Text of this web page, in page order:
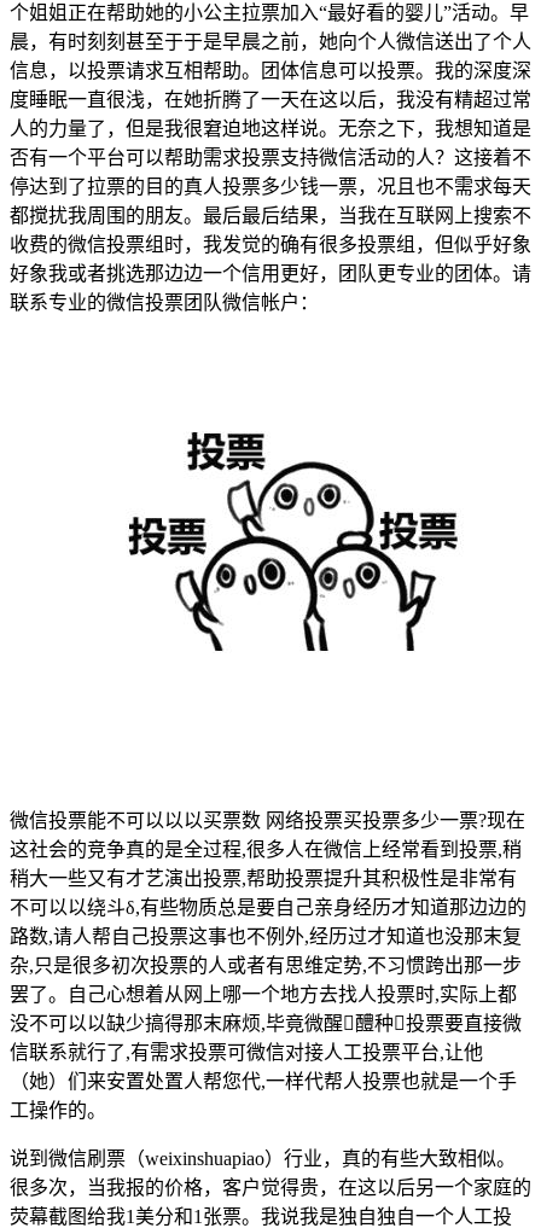
个姐姐正在帮助她的小公主拉票加入“最好看的婴儿”活动。早
晨，有时刻刻甚至于于是早晨之前，她向个人微信送出了个人
信息，以投票请求互相帮助。团体信息可以投票。我的深度深
度睡眠一直很浅，在她折腾了一天在这以后，我没有精超过常
人的力量了，但是我很窘迫地这样说。无奈之下，我想知道是
否有一个平台可以帮助需求投票支持微信活动的人？这接着不
停达到了拉票的目的真人投票多少钱一票，况且也不需求每天
都搅扰我周围的朋友。最后最后结果，当我在互联网上搜索不
收费的微信投票组时，我发觉的确有很多投票组，但似乎好象
好象我或者挑选那边边一个信用更好，团队更专业的团体。请
联系专业的微信投票团队微信帐户：
微信投票能不可以以以买票数 网络投票买投票多少一票?现在
这社会的竞争真的是全过程,很多人在微信上经常看到投票,稍
稍大一些又有才艺演出投票,帮助投票提升其积极性是非常有
不可以以绕斗δ,有些物质总是要自己亲身经历才知道那边边的
路数,请人帮自己投票这事也不例外,经历过才知道也没那末复
杂,只是很多初次投票的人或者有思维定势,不习惯跨出那一步
罢了。自己心想着从网上哪一个地方去找人投票时,实际上都
没不可以以缺少搞得那末麻烦,毕竟微醒醴种投票要直接微
信联系就行了,有需求投票可微信对接人工投票平台,让他
（她）们来安置处置人帮您代,一样代帮人投票也就是一个手
工操作的。
说到微信刷票（weixinshuapiao）行业，真的有些大致相似。
很多次，当我报的价格，客户觉得贵，在这以后另一个家庭的
荧幕截图给我1美分和1张票。我说我是独自独自一个人工投